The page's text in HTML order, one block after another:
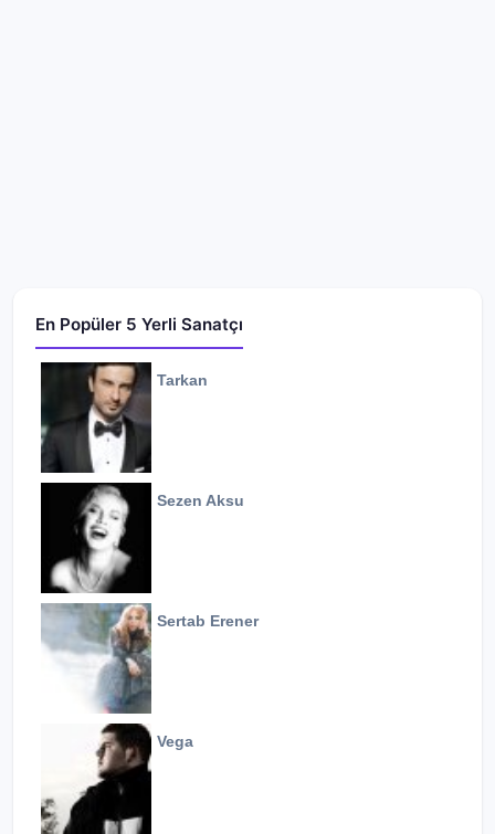
En Popüler 5 Yerli Sanatçı
Tarkan
Sezen Aksu
Sertab Erener
Vega